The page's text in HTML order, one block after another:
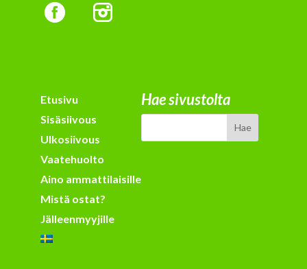
Etusivu
Sisäsiivous
Ulkosiivous
Vaatehuolto
Aino ammattilaisille
Mistä ostat?
Jälleenmyyjille
Hae sivustolta